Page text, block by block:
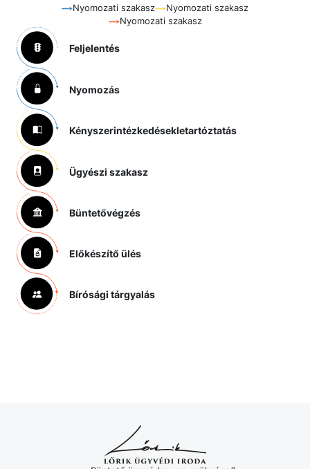
Nyomozati szakasz
Nyomozati szakasz
Nyomozati szakasz
Feljelentés
Nyomozás
Kényszerintézkedésekletartóztatás
Ügyészi szakasz
Büntetővégzés
Előkészítő ülés
Bírósági tárgyalás